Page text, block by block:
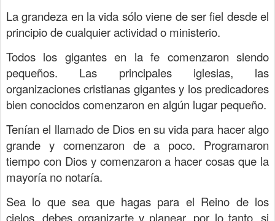
La grandeza en la vida sólo viene de ser fiel desde el
principio de cualquier actividad o ministerio.
Todos los gigantes en la fe comenzaron siendo
pequeños. Las principales iglesias, las
organizaciones cristianas gigantes y los predicadores
bien conocidos comenzaron en algún lugar pequeño.
Tenían el llamado de Dios en su vida para hacer algo
grande y comenzaron de a poco. Programaron
tiempo con Dios y comenzaron a hacer cosas que la
mayoría no notaría.
Sea lo que sea que hagas para el Reino de los
cielos, debes organizarte y planear, por lo tanto, si